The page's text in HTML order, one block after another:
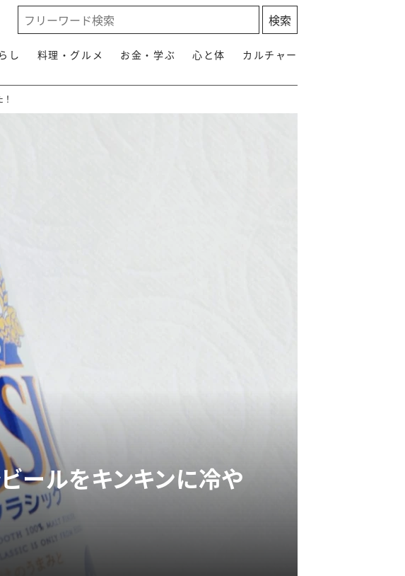
し 料理・グルメ お金・学ぶ 心と体 カルチャー
ールをキンキンに冷や